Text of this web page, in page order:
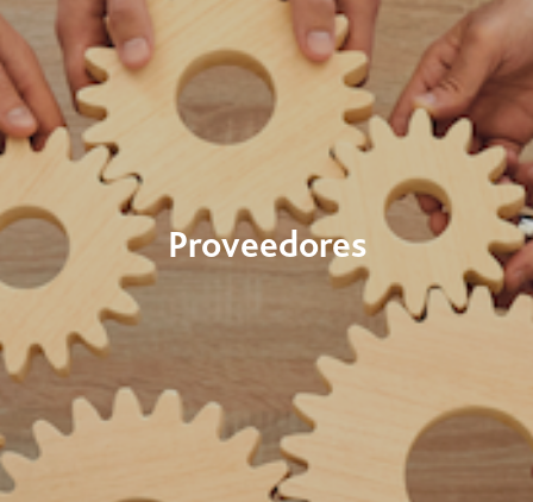
Proveedores